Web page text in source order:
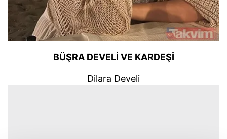
BÜŞRA DEVELİ VE KARDEŞİ
Dilara Develi